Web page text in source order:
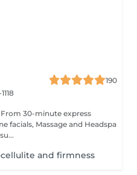
190
30-minute express
facials, Massage and Headspa
and firmness